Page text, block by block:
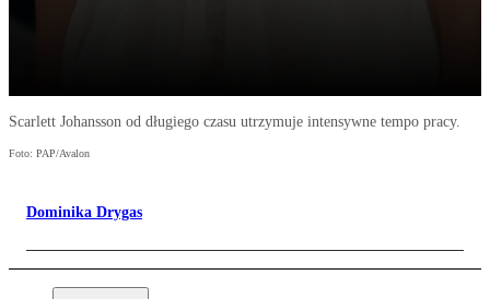
Scarlett Johansson od długiego czasu utrzymuje intensywne tempo pracy.
Foto: PAP/Avalon
Dominika Drygas